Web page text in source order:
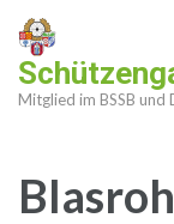
Zum
Inhalt
springen
(Enter
Mitglied im BSSB und